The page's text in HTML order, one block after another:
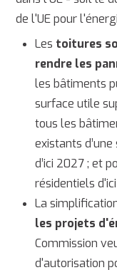
de l'UE pour
Les toitures
rendre les
les bâtiments
surface utile
tous les
existants
d’ici 2027 ; et
résidentiels
La
les projets
Commission
d'autorisation